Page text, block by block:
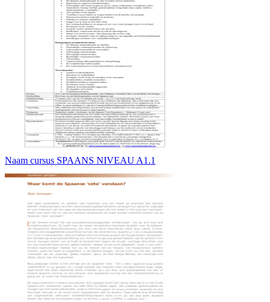
Naam cursus SPAANS NIVEAU A1.1